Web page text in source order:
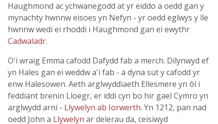
Haughmond ac ychwanegodd at yr eiddo a oedd gan y
mynachty hwnnw eisoes yn Nefyn - yr oedd eglwys y lle
hwnnw wedi ei rhoddi i Haughmond gan ei ewythr
Cadwaladr.
O'i wraig Emma cafodd Dafydd fab a merch. Dilynwyd ef
yn Hales gan ei weddw a'i fab - a dyna sut y cafodd yr
enw Halesowen. Aeth arglwyddiaeth Ellesmere yn ôl i
feddiant brenin Lloegr, er iddi cyn bo hir gael Cymro yn
arglwydd arni - Llywelyn ab Iorwerth. Yn 1212, pan nad
oedd John a Llywelyn ar delerau da, ceisiwyd